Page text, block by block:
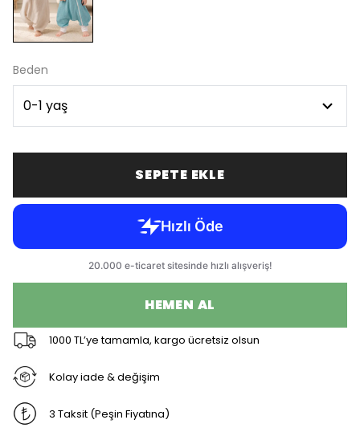
Beden
SEPETE EKLE
HEMEN AL
1000 TL’ye tamamla, kargo ücretsiz olsun
Kolay iade & değişim
3 Taksit (Peşin Fiyatına)